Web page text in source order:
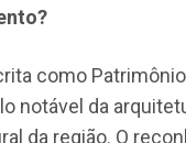
como Patrimônio
notável da
da região. O